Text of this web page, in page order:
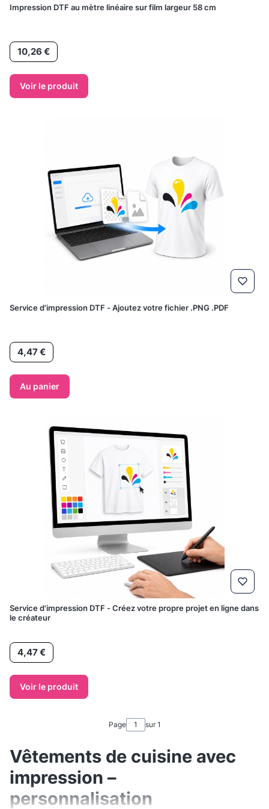
Impression DTF au mètre linéaire sur film largeur 58 cm
Prix10,26 €
Voir le produit
Service d'impression DTF - Ajoutez votre fichier .PNG .PDF
Prix4,47 €
Au panier
Service d'impression DTF - Créez votre propre projet en ligne dans
le créateur
Prix4,47 €
Voir le produit
Page sur 1
Vêtements de cuisine avec
impression –
personnalisation